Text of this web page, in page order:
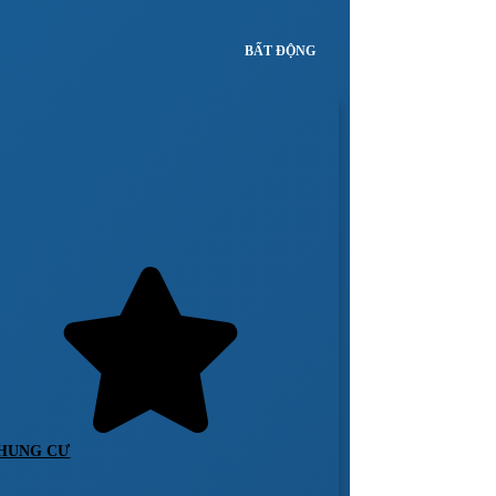
BẤT ĐỘNG
CƯ